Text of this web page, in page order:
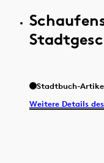
Stadtbuch-
Weitere Details